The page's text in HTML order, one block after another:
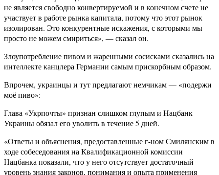
не является свободно конвертируемой и в конечном счете не
участвует в работе рынка капитала, потому что этот рынок
изолирован. Это конкурентные искажения, с которыми мы
просто не можем смириться», — сказал он.
Злоупотребление пивом и жаренными сосисками сказались на
интеллекте канцлера Германии самым прискорбным образом.
Впрочем, украинцы и тут предлагают немчикам — «подержи
моё пиво»:
Глава «Укрпочты» признан слишком глупым и Нацбанк
Украины обязал его уволить в течение 5 дней.
«Ответы и объяснения, предоставленные г-ном Смилянским в
ходе собеседования на Квалификационной комиссии
Нацбанка показали, что у него отсутствует достаточный
уровень знания законов, понимания и опыта применения